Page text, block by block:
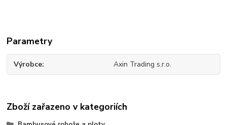
Parametry
Výrobce Axin Trading s.r.o.
Zboží zařazeno v kategoriích